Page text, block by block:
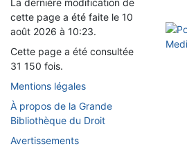
La dernière modification de
cette page a été faite le 10
août 2026 à 10:23.
Cette page a été consultée
31 150 fois.
Mentions légales
À propos de la Grande
Bibliothèque du Droit
Avertissements